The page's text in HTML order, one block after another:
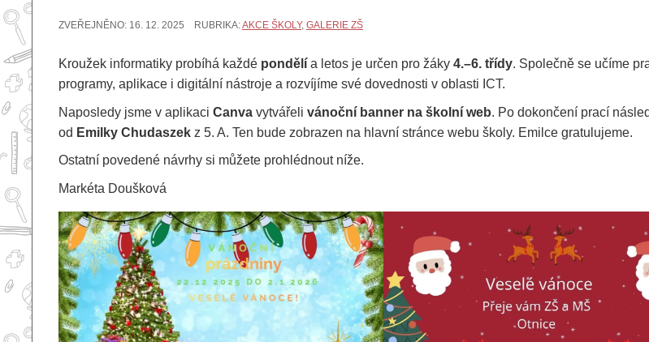
ZVEŘEJNĚNO: 16. 12. 2025 RUBRIKA:AKCE ŠKOLY, GALERIE ZŠ
Kroužek informatiky probíhá každé pondělí a letos je určen pro žáky 4.–6. třídy. Společně se učíme
programy, aplikace i digitální nástroje a rozvíjíme své dovednosti v oblasti ICT.
Naposledy jsme v aplikaci Canva vytvářeli vánoční banner na školní web. Po dokončení prací
od Emilky Chudaszek z 5. A. Ten bude zobrazen na hlavní stránce webu školy. Emilce gratulujeme.
Ostatní povedené návrhy si můžete prohlédnout níže.
Markéta Doušková